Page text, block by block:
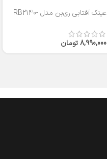
عینک آفتابی ری‌بن مدل RB2140-
8,990,000تومان